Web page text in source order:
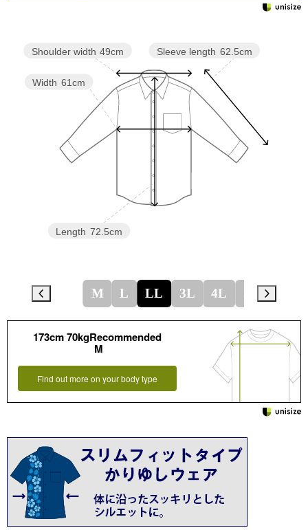
Sleeve length 62.5cm
Length 72.5cm
Width 61cm
Shoulder width 49cm
M L LL 3L 4L
173cm 70kgRecommended
M
Find out more on your body type